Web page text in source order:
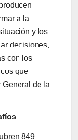
a la
y los
decisiones,
con los
que
General de la
849